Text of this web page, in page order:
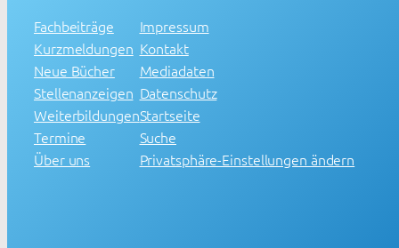
Fachbeiträge
Kurzmeldungen
Neue Bücher
Stellenanzeigen
Weiterbildungen
Termine
Über uns
Impressum
Kontakt
Mediadaten
Datenschutz
Startseite
Suche
Privatsphäre-Einstellungen ändern